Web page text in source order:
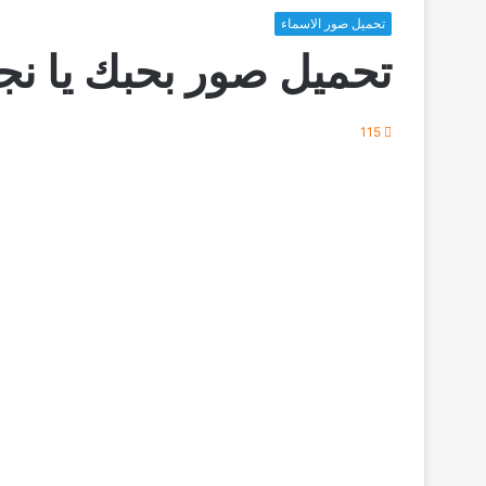
تحميل صور الاسماء
تحميل صور بحبك يا
115